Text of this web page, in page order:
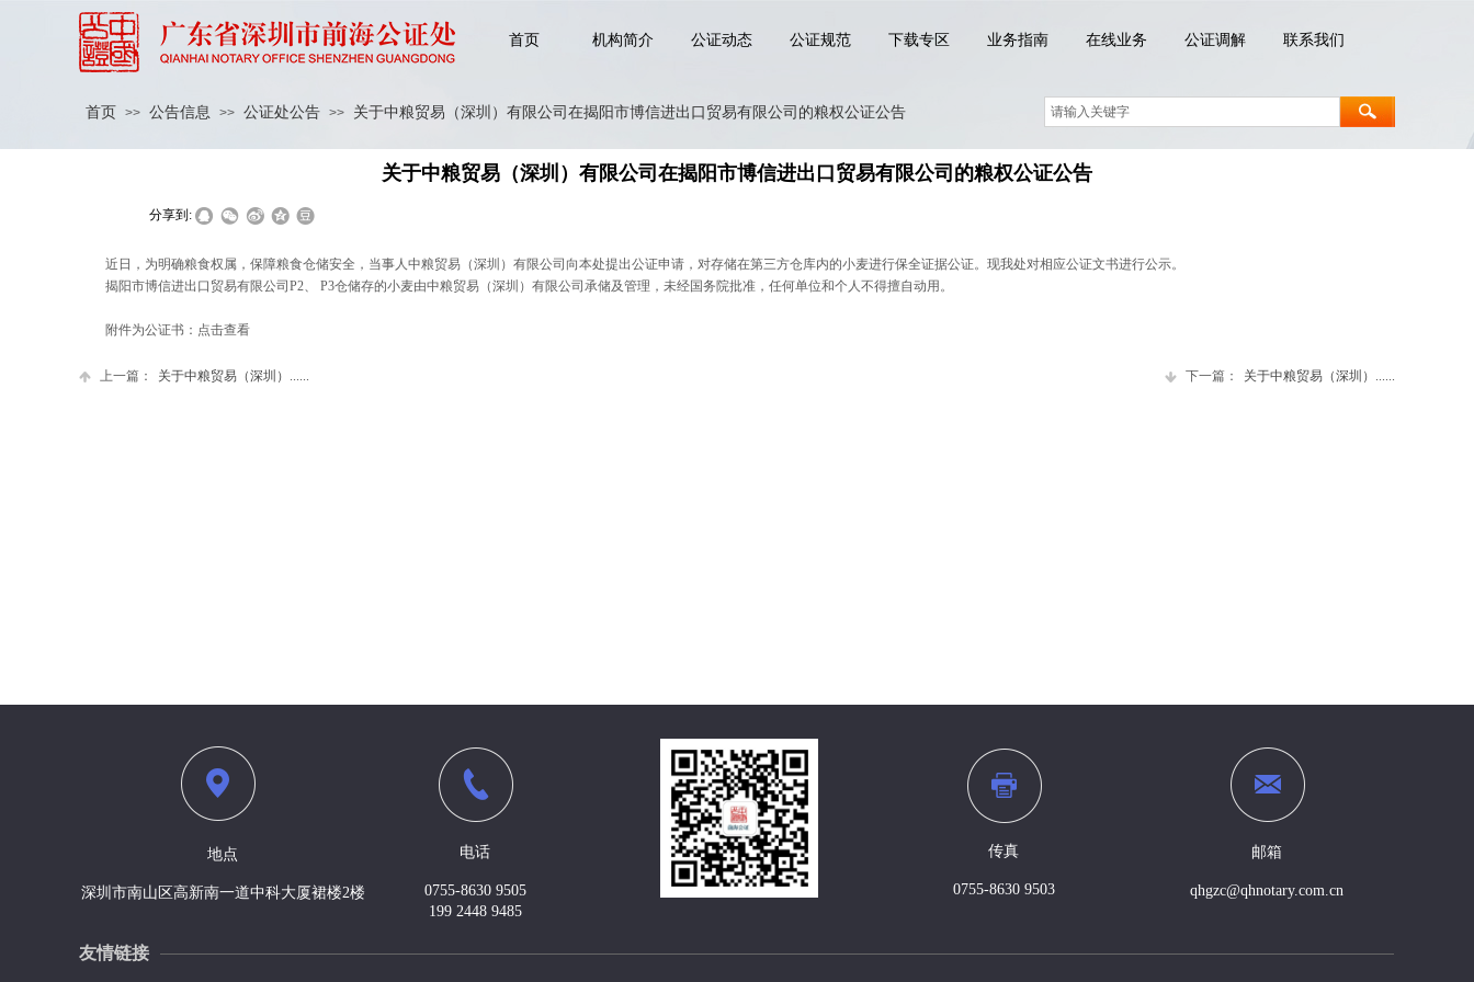
首页 机构简介 公证动态 公证规范 下载专区 业务指南 在线业务 公证调解 联系我们
首页 >> 公告信息 >> 公证处公告 >> 关于中粮贸易（深圳）有限公司在揭阳市博信进出口贸易有限公司的粮权公证公告
关于中粮贸易（深圳）有限公司在揭阳市博信进出口贸易有限公司的粮权公证公告
分享到:
近日，为明确粮食权属，保障粮食仓储安全，当事人中粮贸易（深圳）有限公司向本处提出公证申请，对存储在第三方仓库内的小麦进行保全证据公证。现我处对相应公证文书进行公示。
揭阳市博信进出口贸易有限公司P2、 P3仓储存的小麦由中粮贸易（深圳）有限公司承储及管理，未经国务院批准，任何单位和个人不得擅自动用。
附件为公证书： 点击查看
上一篇： 关于中粮贸易（深圳）...... 下一篇： 关于中粮贸易（深圳）......
传真
0755-8630 9503
邮箱
qhgzc@qhnotary.com.cn
电话
0755-8630 9505
199 2448 9485
地点
深圳市南山区高新南一道中科大厦裙楼2楼
友情链接